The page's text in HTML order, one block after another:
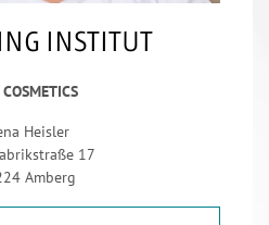
INSTITUT
Heisler
17
Amberg